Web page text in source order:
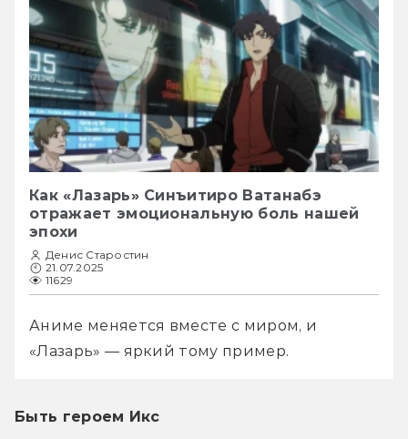
Как «Лазарь» Синъитиро Ватанабэ
отражает эмоциональную боль нашей
эпохи
Денис Старостин
21.07.2025
11629
Аниме меняется вместе с миром, и
«Лазарь» — яркий тому пример.
Быть героем Икс